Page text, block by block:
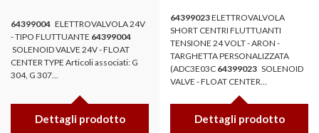
64399004 ELETTROVALVOLA 24V
- TIPO FLUTTUANTE 64399004
SOLENOID VALVE 24V - FLOAT
CENTER TYPE Articoli associati: G
304, G 307...
Dettagli prodotto
64399023ELETTROVALVOLA
SHORT CENTRI FLUTTUANTI
TENSIONE 24 VOLT - ARON -
TARGHETTA PERSONALIZZATA
(ADC3E03C 64399023 SOLENOID
VALVE - FLOAT CENTER...
Dettagli prodotto